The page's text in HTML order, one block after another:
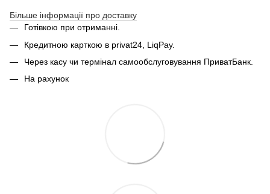
Більше інформації про доставку
Готівкою при отриманні.
Кредитною карткою в privat24, LiqPay.
Через касу чи термінал самообслуговування ПриватБанк.
На рахунок